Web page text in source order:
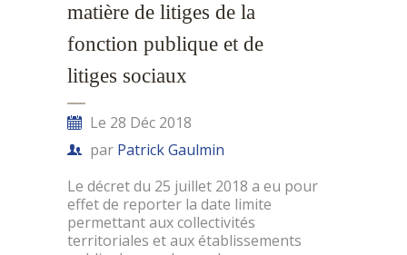
matière de litiges de la
fonction publique et de
litiges sociaux
Le 28 Déc 2018
par Patrick Gaulmin
Le décret du 25 juillet 2018 a eu pour
effet de reporter la date limite
permettant aux collectivités
territoriales et aux établissements